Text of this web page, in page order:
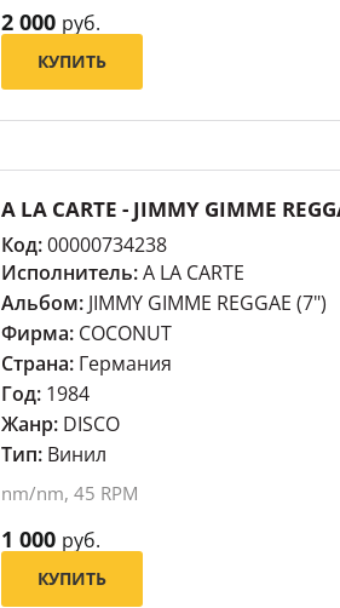
2 000 руб.
КУПИТЬ
A LA CARTE - JIMMY GIMME
Код:00000734238
Исполнитель:A LA CARTE
Альбом: JIMMY GIMME REGGAE (7")
Фирма: COCONUT
Страна: Германия
Год: 1984
Жанр: DISCO
Тип: Винил
nm/nm, 45 RPM
1 000 руб.
КУПИТЬ